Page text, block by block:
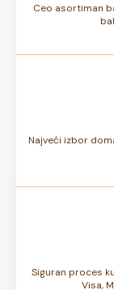
Ceo asortiman
Najveći izbor
Siguran proces
Visa,